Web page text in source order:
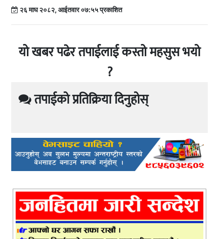
२६ माघ २०८२, आईतवार ०७:५५ प्रकाशित
यो खबर पढेर तपाईलाई कस्तो महसुस भयो
?
तपाईको प्रतिक्रिया दिनुहोस्